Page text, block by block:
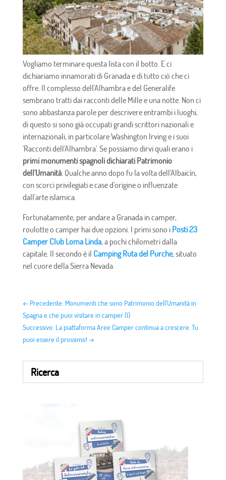
Vogliamo terminare questa lista con il botto. E ci
dichiariamo innamorati di Granada e di tutto ciò che ci
offre. Il complesso dell'Alhambra e del Generalife
sembrano tratti dai racconti delle Mille e una notte. Non ci
sono abbastanza parole per descrivere entrambi i luoghi,
di questo si sono già occupati grandi scrittori nazionali e
internazionali, in particolare Washington Irving e i suoi
'Racconti dell'Alhambra'. Se possiamo dirvi quali erano i
primi monumenti spagnoli dichiarati Patrimonio
dell'Umanità. Qualche anno dopo fu la volta dell'Albaicín,
con scorci privilegiati e case d'origine o influenzate
dall'arte islamica.
Fortunatamente, per andare a Granada in camper,
roulotte o camper hai due opzioni. I primi sono i Posti 23
Camper Club Loma Linda, a pochi chilometri dalla
capitale. Il secondo è il Camping Ruta del Purche, situato
nel cuore della Sierra Nevada.
← Precedente: Monumenti che sono Patrimonio dell'Umanità in
Spagna e che puoi visitare in camper (I)
Successivo: La piattaforma Aree Camper continua a crescere. Tu
puoi essere il prossimo! →